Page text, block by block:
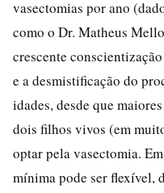
vasectomias por ano
como o Dr. Matheus
crescente
e a desmistificação do
idades, desde que
dois filhos vivos (em
optar pela vasectomia.
mínima pode ser flexível,